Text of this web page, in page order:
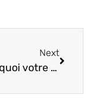
Next
Pourquoi votre entreprise a besoin d’un site web optimisé